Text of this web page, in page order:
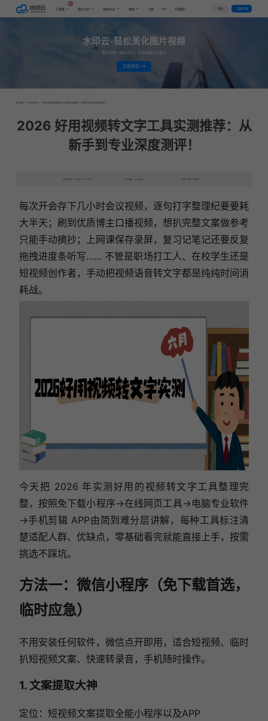
工具集 图片水印 视频水印 教程 下载 VIP 代理推广 登录 下载客户端
水印云-轻松美化图片视频
图片视频一键去水印，手机电脑均可使用
立即体验
首页 > 行业资讯 > 2026 好用视频转文字工具实测推荐：从新手到专业深度测评！
2026 好用视频转文字工具实测推荐：从
新手到专业深度测评！
发布日期：2026-06-10 15:15 发表者：qianqian 浏览次数：592次
每次开会存下几小时会议视频，逐句打字整理纪要要耗
大半天；刷到优质博主口播视频，想扒完整文案做参考
只能手动摘抄；上网课保存录屏，复习记笔记还要反复
拖拽进度条听写…… 不管是职场打工人、在校学生还是
短视频创作者，手动把视频语音转文字都是纯纯时间消
耗战。
今天把 2026 年实测好用的视频转文字工具整理完
整，按照免下载小程序→在线网页工具→电脑专业软件
→手机剪辑 APP由简到难分层讲解，每种工具标注清
楚适配人群、优缺点，零基础看完就能直接上手，按需
挑选不踩坑。
方法一：微信小程序（免下载首选，
临时应急）
不用安装任何软件，微信点开即用，适合短视频、临时
扒短视频文案、快速转录音，手机随时操作。
1. 文案提取大神
定位：短视频文案提取全能小程序以及APP